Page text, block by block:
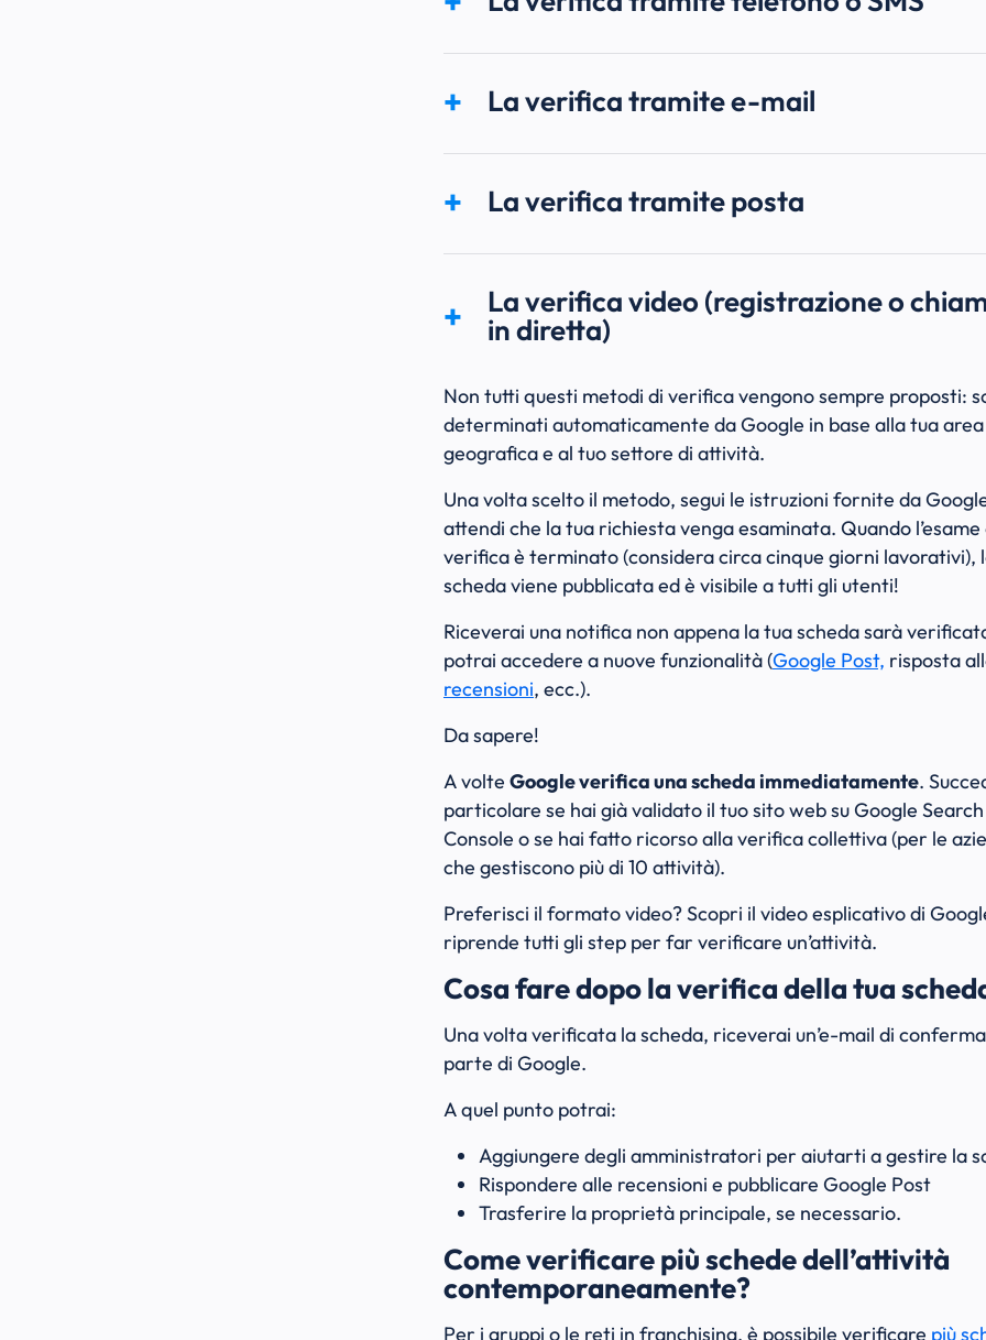
La verifica tramite e-mail
La verifica tramite posta
La verifica video (registrazione o
in diretta)
Non tutti questi metodi di verifica vengono sempre proposti:
determinati automaticamente da Google in base alla tua area
geografica e al tuo settore di attività.
Una volta scelto il metodo, segui le istruzioni fornite da
attendi che la tua richiesta venga esaminata. Quando l’esame
verifica è terminato (considera circa cinque giorni lavorativi),
scheda viene pubblicata ed è visibile a tutti gli utenti!
Riceverai una notifica non appena la tua scheda sarà
potrai accedere a nuove funzionalità (Google Post, risposta
recensioni, ecc.).
Da sapere!
A volte Google verifica una scheda immediatamente.
particolare se hai già validato il tuo sito web su Google Search
Console o se hai fatto ricorso alla verifica collettiva (per le
che gestiscono più di 10 attività).
Preferisci il formato video? Scopri il video esplicativo di
riprende tutti gli step per far verificare un’attività.
Cosa fare dopo la verifica della tua
Una volta verificata la scheda, riceverai un’e-mail di
parte di Google.
A quel punto potrai:
Aggiungere degli amministratori per aiutarti a gestire la
Rispondere alle recensioni e pubblicare Google Post
Trasferire la proprietà principale, se necessario.
Come verificare più schede dell’attività
contemporaneamente?
Per i gruppi o le reti in franchising, è possibile verificare più